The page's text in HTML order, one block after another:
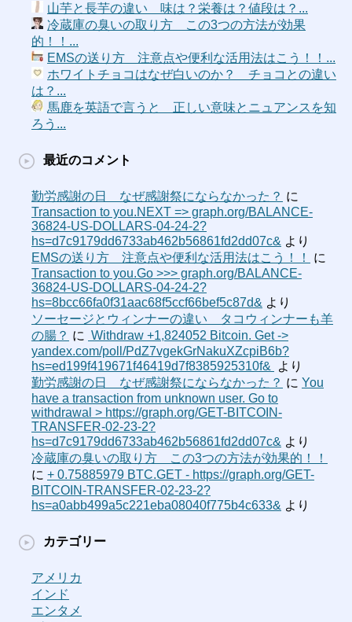
山芋と長芋の違い 味は？栄養は？値段は？...
冷蔵庫の臭いの取り方 この3つの方法が効果
的！！...
EMSの送り方 注意点や便利な活用法はこう！！...
ホワイトチョコはなぜ白いのか？ チョコとの違い
は？...
馬鹿を英語で言うと 正しい意味とニュアンスを知
ろう...
最近のコメント
勤労感謝の日 なぜ感謝祭にならなかった？ に
Transaction to you.NEXT => graph.org/BALANCE-
36824-US-DOLLARS-04-24-2?
hs=d7c9179dd6733ab462b56861fd2dd07c& より
EMSの送り方 注意点や便利な活用法はこう！！
に
Transaction to you.Go >>> graph.org/BALANCE-
36824-US-DOLLARS-04-24-2?
hs=8bcc66fa0f31aac68f5ccf66bef5c87d& より
ソーセージとウィンナーの違い タコウィンナーも羊
の腸？ に ‍ Withdraw +1,824052 Bitcoin. Get ->
yandex.com/poll/PdZ7vgekGrNakuXZcpiB6b?
hs=ed199f419671f46419d7f8385925310f& ‍
より
勤労感謝の日 なぜ感謝祭にならなかった？ に You
have a transaction from unknown user. Gо tо
withdrаwаl > https://graph.org/GET-BITCOIN-
TRANSFER-02-23-2?
hs=d7c9179dd6733ab462b56861fd2dd07c& より
冷蔵庫の臭いの取り方 この3つの方法が効果的！！
に + 0.75885979 BTC.GET - https://graph.org/GET-
BITCOIN-TRANSFER-02-23-2?
hs=a0abb499a5c221eba08040f775b4c633& より
カテゴリー
アメリカ
インド
エンタメ